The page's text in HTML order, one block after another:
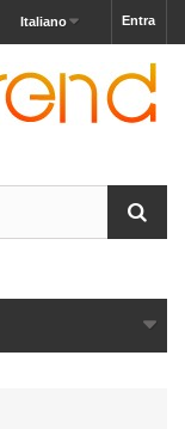
Entra
Italiano